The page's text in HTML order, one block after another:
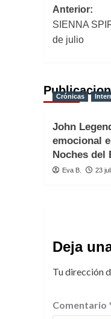
de
Anterior:
SIENNA
de julio
Crónicas
John
emocional
Noches del
Eva B. 23
Deja
Tu dirección
Comentario